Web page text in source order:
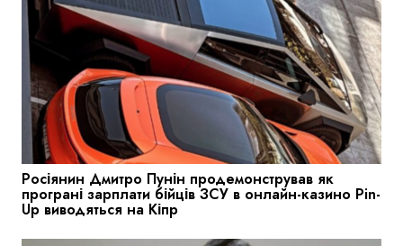
Росіянин Дмитро Пунін продемонстрував як
програні зарплати бійців ЗСУ в онлайн-казино Pin-
Up виводяться на Кіпр